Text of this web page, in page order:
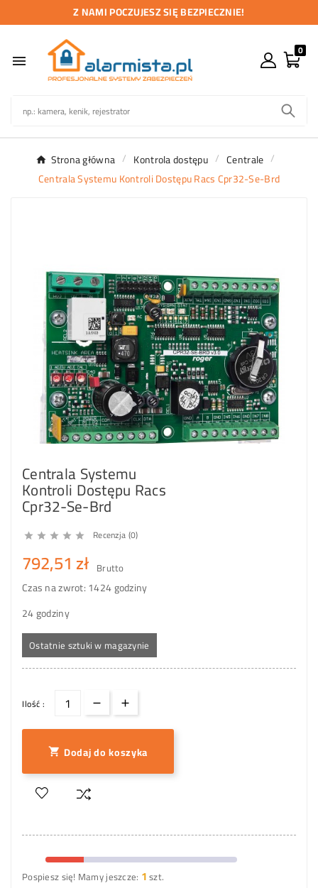
Z NAMI POCZUJESZ SIĘ BEZPIECZNIE!

0
Strona główna Kontrola dostępu
Centrale
Centrala Systemu Kontroli Dostępu Racs Cpr32-Se-Brd
Centrala Systemu
Kontroli Dostępu Racs
Cpr32-Se-Brd
     Recenzja (0)
792,51 zł Brutto
Czas na zwrot: 1424 godziny
24 godziny
Ostatnie sztuki w magazynie
Ilość :
 Dodaj do koszyka
Pospiesz się! Mamy jeszcze: 1szt.